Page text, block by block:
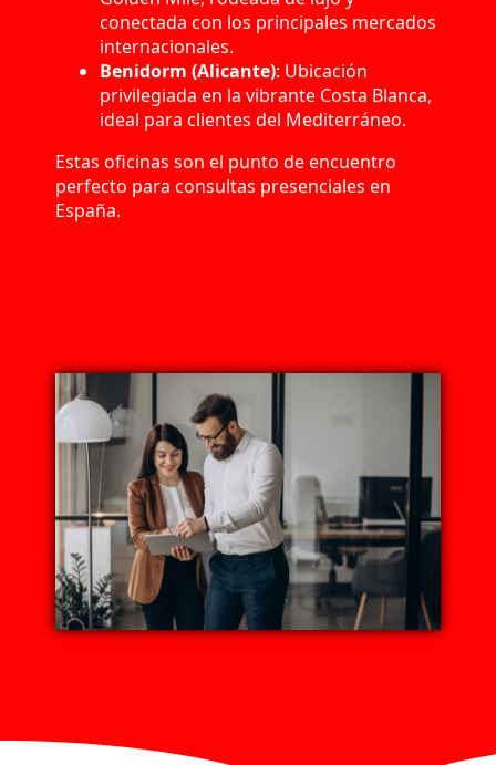
conectada con los principales mercados
internacionales.
Benidorm (Alicante): Ubicación
privilegiada en la vibrante Costa Blanca,
ideal para clientes del Mediterráneo.
Estas oficinas son el punto de encuentro
perfecto para consultas presenciales en
España.